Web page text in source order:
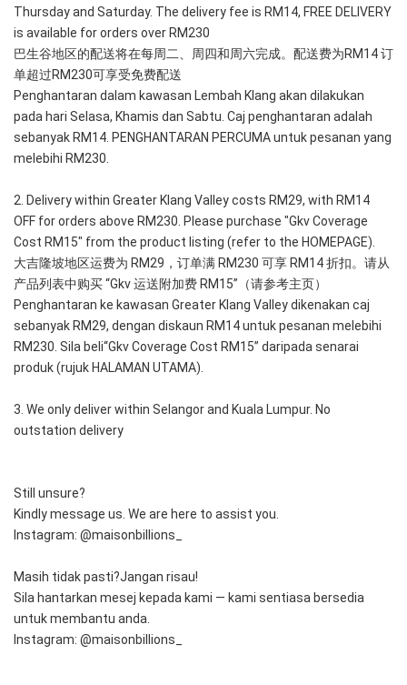
Thursday and Saturday. The delivery fee is RM14, FREE DELIVERY
is available for orders over RM230
巴生谷地区的配送将在每周二、周四和周六完成。配送费为RM14 订
单超过RM230可享受免费配送
Penghantaran dalam kawasan Lembah Klang akan dilakukan
pada hari Selasa, Khamis dan Sabtu. Caj penghantaran adalah
sebanyak RM14. PENGHANTARAN PERCUMA untuk pesanan yang
melebihi RM230.
2. Delivery within Greater Klang Valley costs RM29, with RM14
OFF for orders above RM230. Please purchase "Gkv Coverage
Cost RM15" from the product listing (refer to the HOMEPAGE).
大吉隆坡地区运费为 RM29，订单满 RM230 可享 RM14 折扣。请从
产品列表中购买 “Gkv 运送附加费 RM15”（请参考主页）
Penghantaran ke kawasan Greater Klang Valley dikenakan caj
sebanyak RM29, dengan diskaun RM14 untuk pesanan melebihi
RM230. Sila beli“Gkv Coverage Cost RM15” daripada senarai
produk (rujuk HALAMAN UTAMA).
3. We only deliver within Selangor and Kuala Lumpur. No
outstation delivery
Still unsure?
Kindly message us. We are here to assist you.
Instagram: @maisonbillions_
Masih tidak pasti?Jangan risau!
Sila hantarkan mesej kepada kami — kami sentiasa bersedia
untuk membantu anda.
Instagram: @maisonbillions_